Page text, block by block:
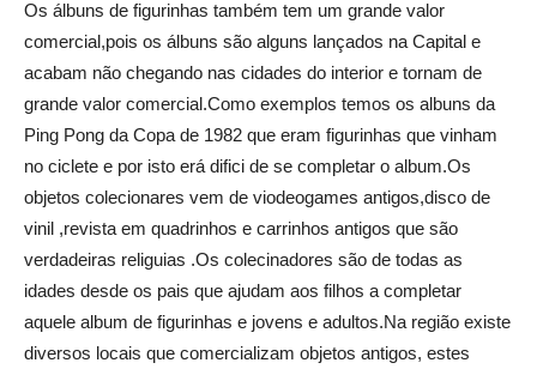
Os álbuns de figurinhas também tem um grande valor
comercial,pois os álbuns são alguns lançados na Capital e
acabam não chegando nas cidades do interior e tornam de
grande valor comercial.Como exemplos temos os albuns da
Ping Pong da Copa de 1982 que eram figurinhas que vinham
no ciclete e por isto erá difici de se completar o album.Os
objetos colecionares vem de viodeogames antigos,disco de
vinil ,revista em quadrinhos e carrinhos antigos que são
verdadeiras religuias .Os colecinadores são de todas as
idades desde os pais que ajudam aos filhos a completar
aquele album de figurinhas e jovens e adultos.Na região existe
diversos locais que comercializam objetos antigos, estes